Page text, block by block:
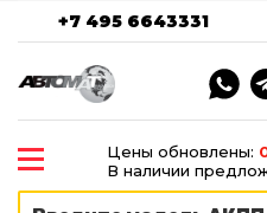
+7 495 6643331
Цены обновлены:
В наличии